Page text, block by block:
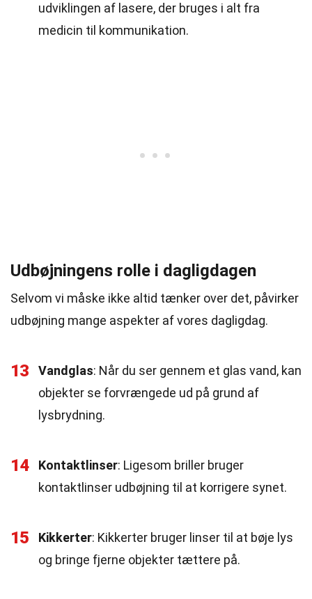
udviklingen af lasere, der bruges i alt fra
medicin til kommunikation.
Udbøjningens rolle i dagligdagen
Selvom vi måske ikke altid tænker over det, påvirker
udbøjning mange aspekter af vores dagligdag.
13 Vandglas: Når du ser gennem et glas vand, kan
objekter se forvrængede ud på grund af
lysbrydning.
14 Kontaktlinser: Ligesom briller bruger
kontaktlinser udbøjning til at korrigere synet.
15 Kikkerter: Kikkerter bruger linser til at bøje lys
og bringe fjerne objekter tættere på.